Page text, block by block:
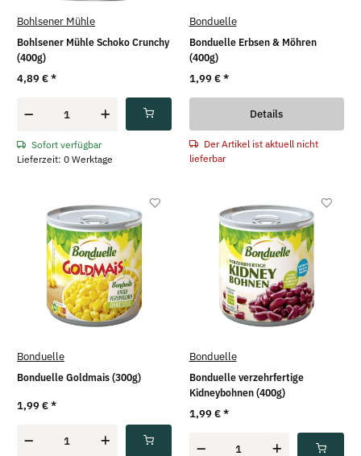
Bohlsener Mühle
Bohlsener Mühle Schoko Crunchy
(400g)
4,89 €*
Sofort verfügbar
Lieferzeit: 0 Werktage
Bonduelle
Bonduelle Erbsen & Möhren
(400g)
1,99 €*
Details
Der Artikel ist aktuell nicht
lieferbar
Bonduelle
Bonduelle Goldmais (300g)
1,99 €*
Bonduelle
Bonduelle verzehrfertige
Kidneybohnen (400g)
1,99 €*